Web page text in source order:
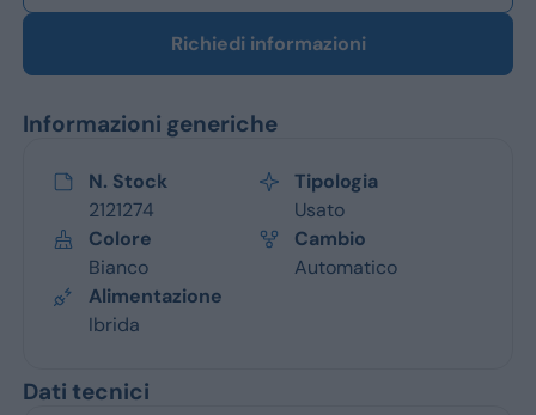
Dacia
Renault
Opel
Vedi tutti i marchi
Richiedi informazioni
Informazioni generiche
N. Stock
2121274
Tipologia
Usato
Colore
Bianco
Cambio
Automatico
Alimentazione
Ibrida
Dati tecnici